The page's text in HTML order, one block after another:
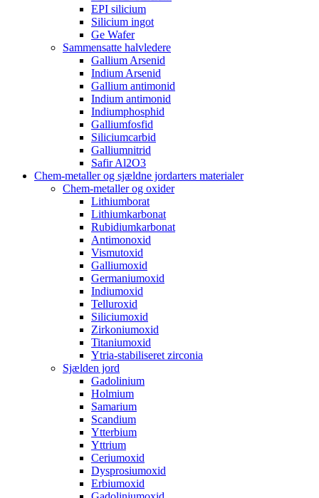
EPI silicium
Silicium ingot
Ge Wafer
Sammensatte halvledere
Gallium Arsenid
Indium Arsenid
Gallium antimonid
Indium antimonid
Indiumphosphid
Galliumfosfid
Siliciumcarbid
Galliumnitrid
Safir Al2O3
Chem-metaller og sjældne jordarters materialer
Chem-metaller og oxider
Lithiumborat
Lithiumkarbonat
Rubidiumkarbonat
Antimonoxid
Vismutoxid
Galliumoxid
Germaniumoxid
Indiumoxid
Telluroxid
Siliciumoxid
Zirkoniumoxid
Titaniumoxid
Ytria-stabiliseret zirconia
Sjælden jord
Gadolinium
Holmium
Samarium
Scandium
Ytterbium
Yttrium
Ceriumoxid
Dysprosiumoxid
Erbiumoxid